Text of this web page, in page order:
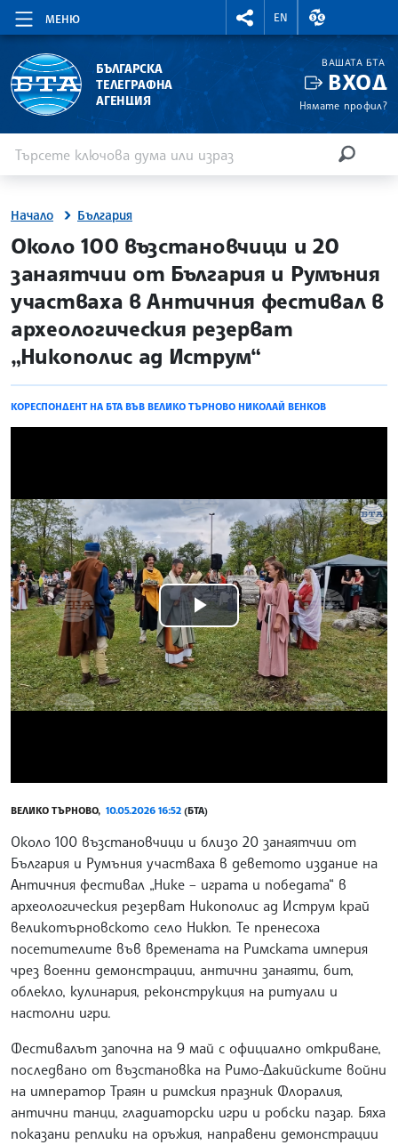
МЕНЮ
RIGHTMENU.SOCIAL
EN
ВАЛУТНИ
БЪЛГАРСКА
ТЕЛЕГРАФНА
АГЕНЦИЯ
ВАШАТА БТА
ВХОД
Нямате профил?
Начало България
site.bta
Около 100 възстановчици и 20
занаятчии от България и Румъния
участваха в Античния фестивал в
археологическия резерват
„Никополис ад Иструм“
КОРЕСПОНДЕНТ НА БТА ВЪВ ВЕЛИКО ТЪРНОВО НИКОЛАЙ ВЕНКОВ
Play
Video
ВЕЛИКО ТЪРНОВО, 10.05.2026 16:52 (БТА)
Около 100 възстановчици и близо 20 занаятчии от
България и Румъния участваха в деветото издание на
Античния фестивал „Нике – играта и победата“ в
археологическия резерват Никополис ад Иструм край
великотърновското село Никюп. Те пренесоха
посетителите във времената на Римската империя
чрез военни демонстрации, антични занаяти, бит,
облекло, кулинария, реконструкция на ритуали и
настолни игри.
Фестивалът започна на 9 май с официално откриване,
последвано от възстановка на Римо-Дакийските войни
на император Траян и римския празник Флоралия,
антични танци, гладиаторски игри и робски пазар. Бяха
показани реплики на оръжия, направени демонстрации